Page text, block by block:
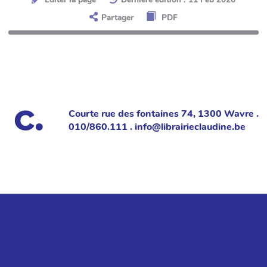
Partager
PDF
Courte rue des fontaines 74, 1300 Wavre .
010/860.111 . info@librairieclaudine.be